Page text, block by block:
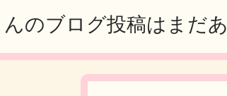
のブログ投稿はまだあ